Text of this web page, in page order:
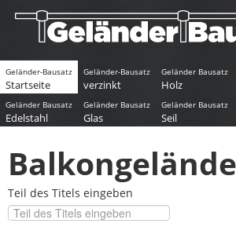
Geländer-Bausatz
Startseite
Geländer-Bausatz
verzinkt
Geländer Bausatz
Holz
Geländer Bausatz
Edelstahl
Geländer Bausatz
Glas
Geländer Bausatz
Seil
Teil des Titels eingeben